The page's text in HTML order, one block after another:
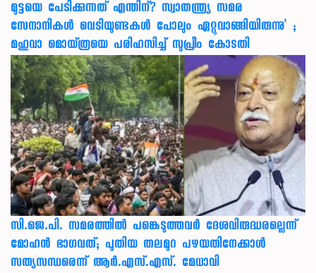
മുട്ടയെ പേടിക്കുന്നത് എന്തിന്? സ്വാതന്ത്ര്യ സമര
സേനാനികൾ വെടിയുണ്ടകൾ പോലും ഏറ്റുവാങ്ങിയിരുന്നു' ;
മഹുവാ മൊയ്ത്രയെ പരിഹസിച്ച് സുപ്രീം കോടതി
സി.ജെ.പി. സമരത്തിൽ പങ്കെടുത്തവർ ദേശവിരുദ്ധരല്ലെന്ന്
മോഹൻ ഭാഗവത്; പുതിയ തലമുറ പഴയതിനേക്കാൾ
സത്യസന്ധരെന്ന് ആർ.എസ്.എസ്. മേധാവി